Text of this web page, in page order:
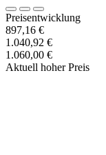
Preisentwicklung
897,16 €
1.040,92 €
1.060,00 €
Aktuell hoher Preis